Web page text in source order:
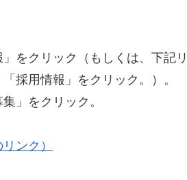
をクリック（もしくは、下記リ
採用情報」をクリック。）。
」をクリック。
ンク）